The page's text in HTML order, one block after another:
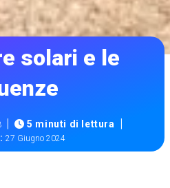
solari e le
| 5 minuti di lettura |
27 Giugno 2024